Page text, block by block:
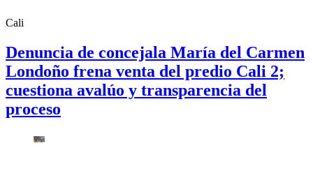
Cali
Denuncia de concejala María del Carmen
Londoño frena venta del predio Cali 2;
cuestiona avalúo y transparencia del
proceso